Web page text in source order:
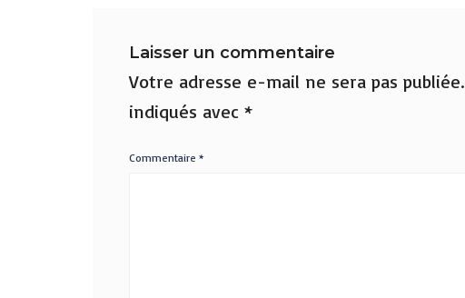
Laisser un commentaire
Votre adresse e-mail ne sera pas publiée.
indiqués avec *
Commentaire *